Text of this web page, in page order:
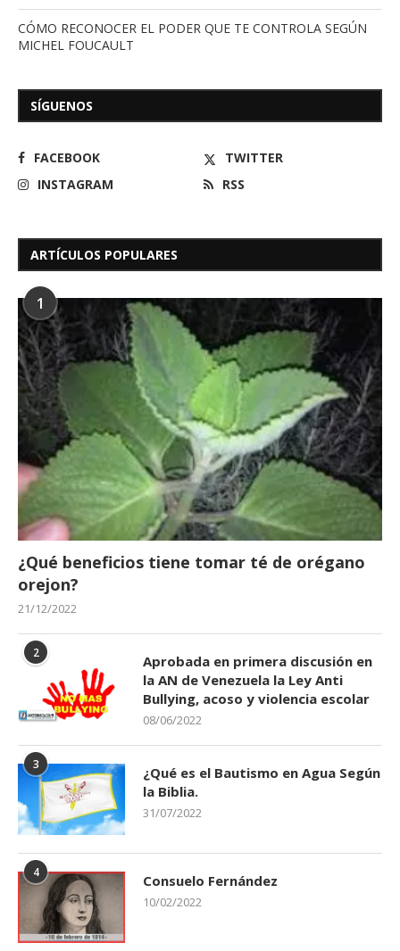
CÓMO RECONOCER EL PODER QUE TE CONTROLA SEGÚN
MICHEL FOUCAULT
SÍGUENOS
FACEBOOK
TWITTER
INSTAGRAM
RSS
ARTÍCULOS POPULARES
1
¿Qué beneficios tiene tomar té de orégano
orejon?
21/12/2022
2
Aprobada en primera discusión en
la AN de Venezuela la Ley Anti
Bullying, acoso y violencia escolar
08/06/2022
3
¿Qué es el Bautismo en Agua Según
la Biblia.
31/07/2022
4 Consuelo Fernández
10/02/2022